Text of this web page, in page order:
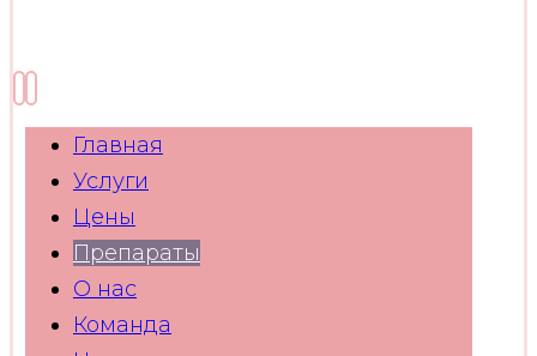
Главная
Услуги
Цены
Препараты
О нас
Команда